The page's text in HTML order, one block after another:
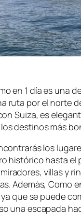
en 1 día es una
ruta por el norte
Suiza, es
destinos más
los
histórico hasta el
villas y
Además, Como
que se puede
una escapada